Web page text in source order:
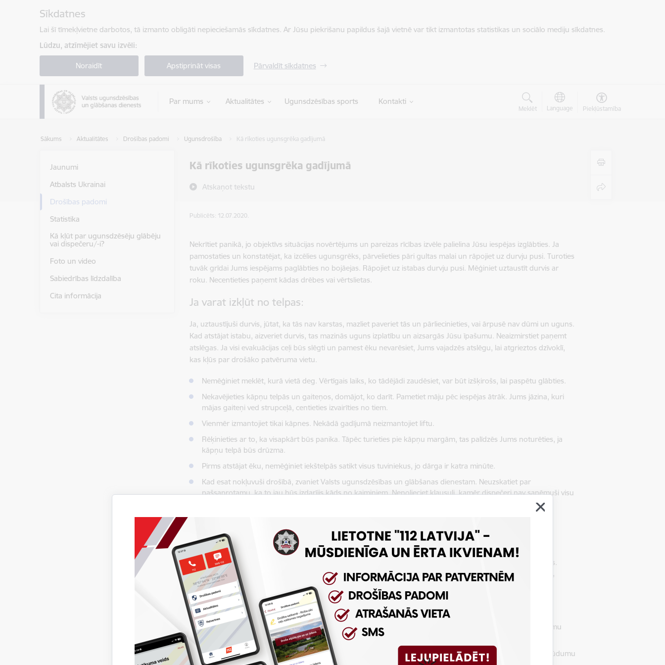
Sīkdatnes
Lai šī tīmekļvietne darbotos, tā izmanto obligāti nepieciešamās sīkdatnes. Ar Jūsu piekrišanu papildus šajā vietnē var tikt izmantotas statistikas un sociālo mediju sīkdatnes.
Lūdzu, atzīmējiet savu izvēli:
Noraidīt Apstiprināt visas Pārvaldīt sīkdatnes
Par mums Aktualitātes Ugunsdzēsības sports Kontakti
Meklēt Language Piekļūstamība
Sākums Aktualitātes Drošības padomi Ugunsdrošība Kā rīkoties ugunsgrēka gadījumā
Kā rīkoties ugunsgrēka gadījumā
Atskaņot tekstu
Jaunumi
Atbalsts Ukrainai
Drošības padomi
Statistika
Kā kļūt par ugunsdzēsēju glābēju
vai dispečeru/-i?
Foto un video
Sabiedrības līdzdalība
Cita informācija
Publicēts: 12.07.2020.
Nekrītiet panikā, jo objektīvs situācijas novērtējums un pareizas rīcības izvēle palielina Jūsu iespējas izglābties. Ja
pamostaties un konstatējat, ka izcēlies ugunsgrēks, pārvelieties pāri gultas malai un rāpojiet uz durvju pusi. Turoties
tuvāk grīdai Jums iespējams paglābties no bojāejas. Rāpojiet uz istabas durvju pusi. Mēģiniet uztaustīt durvis ar
roku. Necentieties paņemt kādas drēbes vai vērtslietas.
Ja varat izkļūt no telpas:
Ja, uztaustījuši durvis, jūtat, ka tās nav karstas, mazliet paveriet tās un pārliecinieties, vai ārpusē nav dūmi un uguns.
Kad atstājat istabu, aizveriet durvis, tas mazinās uguns izplatību un aizsargās Jūsu īpašumu. Neaizmirstiet paņemt
atslēgas. Ja visi evakuācijas ceļi būs slēgti un pamest ēku nevarēsiet, Jums vajadzēs atslēgu, lai atgrieztos dzīvoklī,
kas kļūs par drošāko patvēruma vietu.
Nemēģiniet meklēt, kurā vietā deg. Vērtīgais laiks, ko tādējādi zaudēsiet, var būt izšķirošs, lai paspētu glābties.
Nekavējieties kāpņu telpās un gaiteņos, domājot, ko darīt. Pametiet māju pēc iespējas ātrāk. Jums jāzina, kuri
mājas gaiteņi ved strupceļā, centieties izvairīties no tiem.
Vienmēr izmantojiet tikai kāpnes. Nekādā gadījumā neizmantojiet liftu.
Rēķinieties ar to, ka visapkārt būs panika. Tāpēc turieties pie kāpņu margām, tas palīdzēs Jums noturēties, ja
kāpņu telpā būs drūzma.
Pirms atstājat ēku, nemēģiniet iekštelpās satikt visus tuviniekus, jo dārga ir katra minūte.
Kad esat nokļuvuši drošībā, zvaniet Valsts ugunsdzēsības un glābšanas dienestam. Neuzskatiet par
pašsaprotamu, ka to jau būs izdarījis kāds no kaimiņiem. Nenolieciet klausuli, kamēr dispečeri nav saņēmuši visu
Ja Jūs nevarat izkļūt no telpas:
Ja, uztaustījuši durvis, jūtat, ka tās ir karstas, neveriet tās vaļā. Tas var nozīmēt, ka aiz durvīm plosās uguns.
Atverot durvis, liesmas uzreiz iekļūs istabā. Aizvērtās durvis var būt par aizsegu no uguns un pasargāt Jūs,
kamēr ierodas glābēji.
Ja durvis ir karstas, aizbāziet spraugas. Šim nolūkam vislabāk kalpos mitri dvieļi, segas. Noderēs arī palagi,
drēbes.
Ja ir pieejams telefons un telpā, kurā atrodaties nav dūmu, zvaniet uz vienoto ārkārtas palīdzības izsaukumu
tālruņa numuru 112.
Rāpojiet pie loga un mazliet paveriet to. Atverot logu pilnīgi, Jūs radīsiet caurvēju, kas veicinās dūmu pieplūdumu